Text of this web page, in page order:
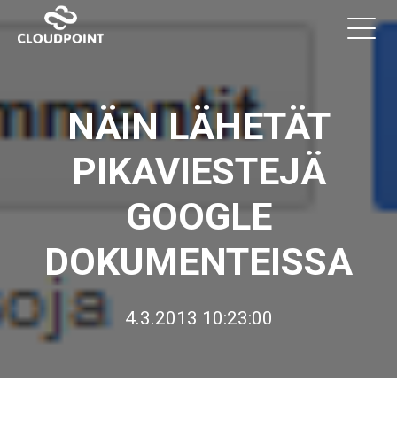
NÄIN LÄHETÄT
PIKAVIESTEJÄ
GOOGLE
DOKUMENTEISSA
4.3.2013 10:23:00